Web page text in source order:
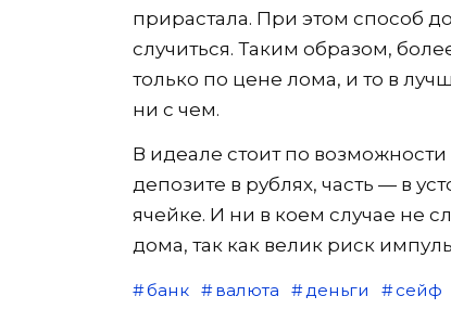
прирастала. При этом способ
случиться. Таким образом,
только по цене лома, и то в
ни с чем.
В идеале стоит по
депозите в рублях, часть — в
ячейке. И ни в коем случае не
дома, так как велик риск
банк валюта деньги сейф